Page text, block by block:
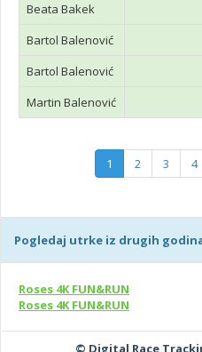
Beata Bakek
Bartol Balenović
Bartol Balenović
Martin Balenović
1 2 3 4
Pogledaj utrke iz drugih
Roses 4K FUN&RUN
Roses 4K FUN&RUN
© Digital Race